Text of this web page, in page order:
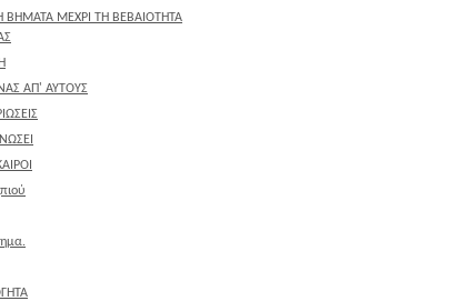
ΒΗΜΑΤΑ ΜΕΧΡΙ ΤΗ ΒΕΒΑΙΟΤΗΤΑ
ΑΠ' ΑΥΤΟΥΣ